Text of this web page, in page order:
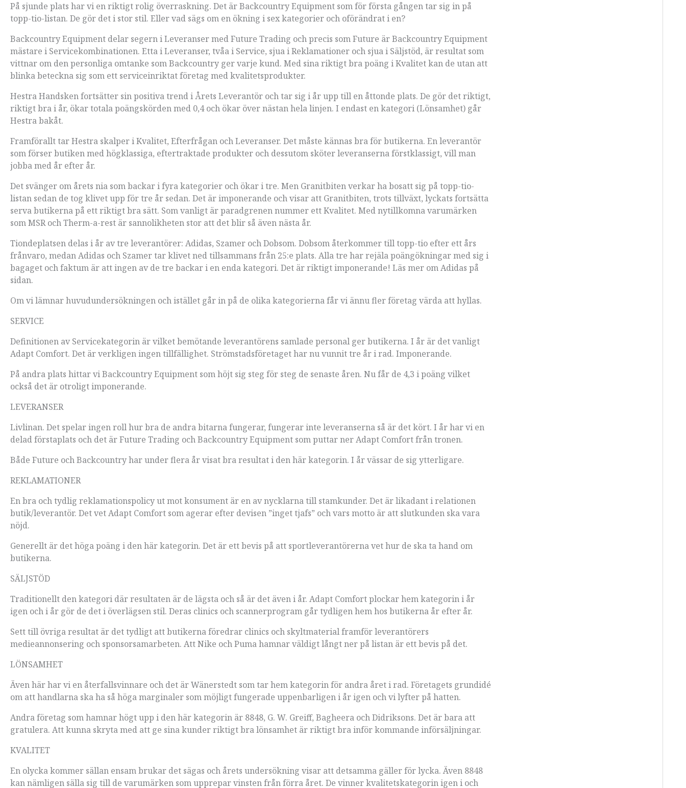
På sjunde plats har vi en riktigt rolig överraskning. Det är Backcountry Equipment som för första gången tar sig in på
topp-tio-listan. De gör det i stor stil. Eller vad sägs om en ökning i sex kategorier och oförändrat i en?
Backcountry Equipment delar segern i Leveranser med Future Trading och precis som Future är Backcountry Equipment
mästare i Servicekombinationen. Etta i Leveranser, tvåa i Service, sjua i Reklamationer och sjua i Säljstöd, är resultat som
vittnar om den personliga omtanke som Backcountry ger varje kund. Med sina riktigt bra poäng i Kvalitet kan de utan att
blinka beteckna sig som ett serviceinriktat företag med kvalitetsprodukter.
Hestra Handsken fortsätter sin positiva trend i Årets Leverantör och tar sig i år upp till en åttonde plats. De gör det riktigt,
riktigt bra i år, ökar totala poängskörden med 0,4 och ökar över nästan hela linjen. I endast en kategori (Lönsamhet) går
Hestra bakåt.
Framförallt tar Hestra skalper i Kvalitet, Efterfrågan och Leveranser. Det måste kännas bra för butikerna. En leverantör
som förser butiken med högklassiga, eftertraktade produkter och dessutom sköter leveranserna förstklassigt, vill man
jobba med år efter år.
Det svänger om årets nia som backar i fyra kategorier och ökar i tre. Men Granitbiten verkar ha bosatt sig på topp-tio-
listan sedan de tog klivet upp för tre år sedan. Det är imponerande och visar att Granitbiten, trots tillväxt, lyckats fortsätta
serva butikerna på ett riktigt bra sätt. Som vanligt är paradgrenen nummer ett Kvalitet. Med nytillkomna varumärken
som MSR och Therm-a-rest är sannolikheten stor att det blir så även nästa år.
Tiondeplatsen delas i år av tre leverantörer: Adidas, Szamer och Dobsom. Dobsom återkommer till topp-tio efter ett års
frånvaro, medan Adidas och Szamer tar klivet ned tillsammans från 25:e plats. Alla tre har rejäla poängökningar med sig i
bagaget och faktum är att ingen av de tre backar i en enda kategori. Det är riktigt imponerande! Läs mer om Adidas på
sidan.
Om vi lämnar huvudundersökningen och istället går in på de olika kategorierna får vi ännu fler företag värda att hyllas.
SERVICE
Definitionen av Servicekategorin är vilket bemötande leverantörens samlade personal ger butikerna. I år är det vanligt
Adapt Comfort. Det är verkligen ingen tillfällighet. Strömstadsföretaget har nu vunnit tre år i rad. Imponerande.
På andra plats hittar vi Backcountry Equipment som höjt sig steg för steg de senaste åren. Nu får de 4,3 i poäng vilket
också det är otroligt imponerande.
LEVERANSER
Livlinan. Det spelar ingen roll hur bra de andra bitarna fungerar, fungerar inte leveranserna så är det kört. I år har vi en
delad förstaplats och det är Future Trading och Backcountry Equipment som puttar ner Adapt Comfort från tronen.
Både Future och Backcountry har under flera år visat bra resultat i den här kategorin. I år vässar de sig ytterligare.
REKLAMATIONER
En bra och tydlig reklamationspolicy ut mot konsument är en av nycklarna till stamkunder. Det är likadant i relationen
butik/leverantör. Det vet Adapt Comfort som agerar efter devisen ”inget tjafs” och vars motto är att slutkunden ska vara
nöjd.
Generellt är det höga poäng i den här kategorin. Det är ett bevis på att sportleverantörerna vet hur de ska ta hand om
butikerna.
SÄLJSTÖD
Traditionellt den kategori där resultaten är de lägsta och så är det även i år. Adapt Comfort plockar hem kategorin i år
igen och i år gör de det i överlägsen stil. Deras clinics och scannerprogram går tydligen hem hos butikerna år efter år.
Sett till övriga resultat är det tydligt att butikerna föredrar clinics och skyltmaterial framför leverantörers
medieannonsering och sponsorsamarbeten. Att Nike och Puma hamnar väldigt långt ner på listan är ett bevis på det.
LÖNSAMHET
Även här har vi en återfallsvinnare och det är Wänerstedt som tar hem kategorin för andra året i rad. Företagets grundidé
om att handlarna ska ha så höga marginaler som möjligt fungerade uppenbarligen i år igen och vi lyfter på hatten.
Andra företag som hamnar högt upp i den här kategorin är 8848, G. W. Greiff, Bagheera och Didriksons. Det är bara att
gratulera. Att kunna skryta med att ge sina kunder riktigt bra lönsamhet är riktigt bra inför kommande införsäljningar.
KVALITET
En olycka kommer sällan ensam brukar det sägas och årets undersökning visar att detsamma gäller för lycka. Även 8848
kan nämligen sälla sig till de varumärken som upprepar vinsten från förra året. De vinner kvalitetskategorin igen i och